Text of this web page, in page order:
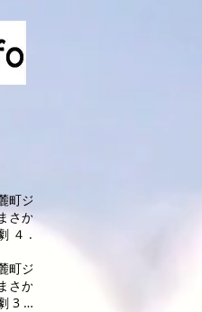
町ジ
さか
４ ～
町ジ
さか
3 ～